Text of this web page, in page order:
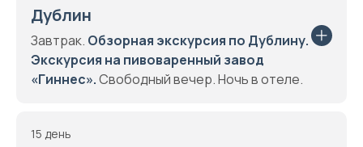
Дублин
Завтрак. Обзорная экскурсия по Дублину.
Экскурсия на пивоваренный завод
«Гиннес».Свободный вечер. Ночь в отеле.
15 день